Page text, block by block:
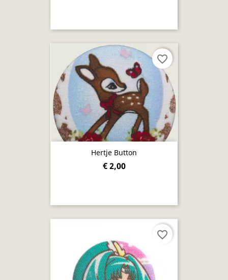
Hertje Button
€ 2,00
favorite_border
favorite_border